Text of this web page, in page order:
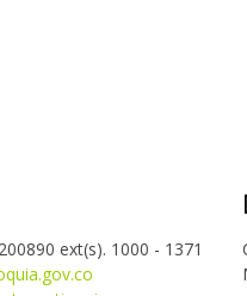
ext(s). 1000 - 1371